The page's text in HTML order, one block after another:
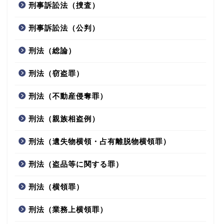
刑事訴訟法（捜査）
刑事訴訟法（公判）
刑法（総論）
刑法（窃盗罪）
刑法（不動産侵奪罪）
刑法（親族相盗例）
刑法（遺失物横領・占有離脱物横領罪）
刑法（盗品等に関する罪）
刑法（横領罪）
刑法（業務上横領罪）